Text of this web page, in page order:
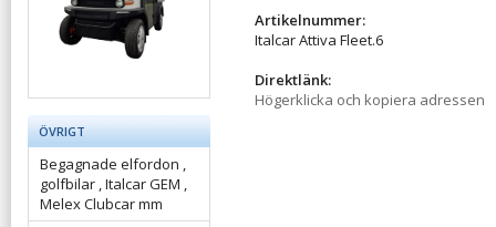
ÖVRIGT
Begagnade elfordon ,
golfbilar , Italcar GEM ,
Melex Clubcar mm
Artikelnummer:
Italcar Attiva Fleet.6
Direktlänk:
Högerklicka och kopiera adressen